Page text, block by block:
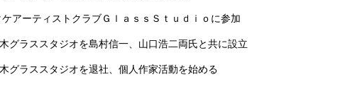
アーティストクラブＧｌａｓｓＳｔｕｄｉｏに参加
ラススタジオを島村信一、山口浩二両氏と共に設立
グラススタジオを退社、個人作家活動を始める